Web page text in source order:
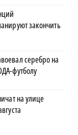
закончить
серебро на
футболу
на улице